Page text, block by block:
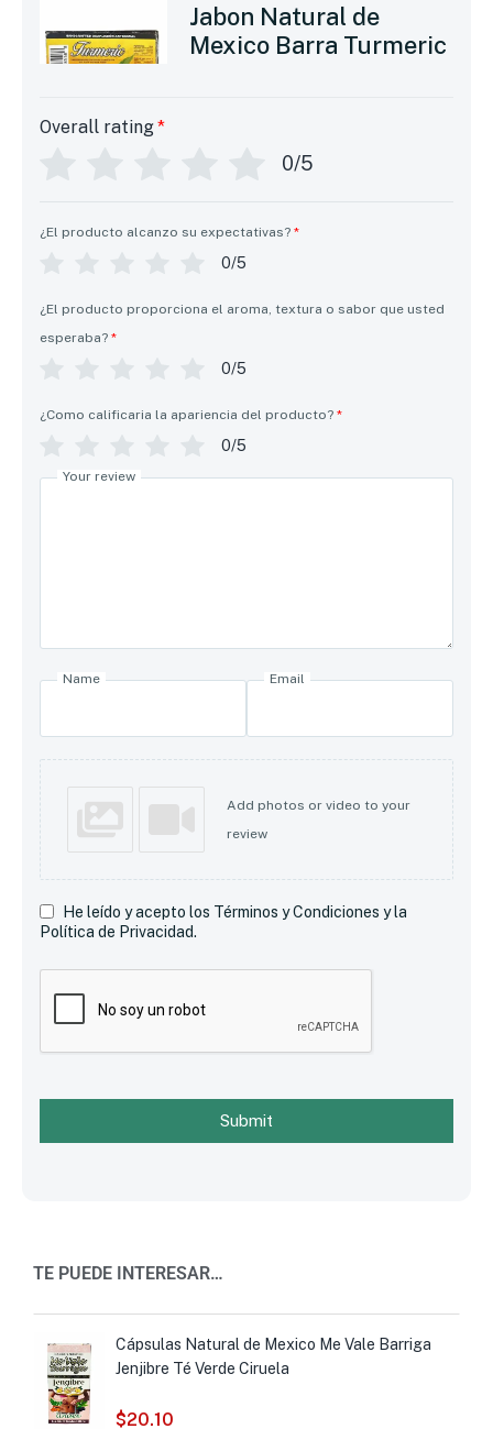
Jabon Natural de
Mexico Barra Turmeric
Overall rating*
0/5
¿El producto alcanzo su expectativas? *
0/5
¿El producto proporciona el aroma, textura o sabor que usted
esperaba? *
0/5
¿Como calificaria la apariencia del producto? *
0/5
Your review
Name Email
Add photos or video to your
review
He leído y acepto los Términos y Condiciones y la
Política de Privacidad.
Submit
TE PUEDE INTERESAR…
Cápsulas Natural de Mexico Me Vale Barriga
Jenjibre Té Verde Ciruela
$20.10